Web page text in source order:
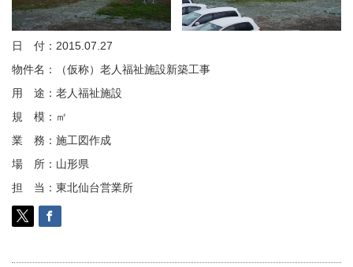
日 付：2015.07.27
物件名：（仮称）老人福祉施設新築工事
用 途：老人福祉施設
規 模：㎡
業 務：施工図作成
場 所：山形県
担 当：東北仙台営業所